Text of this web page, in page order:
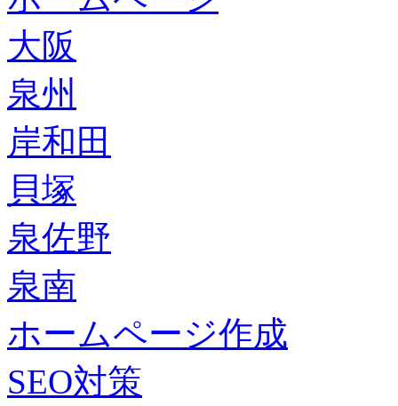
大阪
泉州
岸和田
貝塚
泉佐野
泉南
ホームページ作成
SEO対策